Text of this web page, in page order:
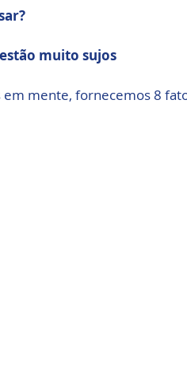
muito sujos
em mente, fornecemos 8